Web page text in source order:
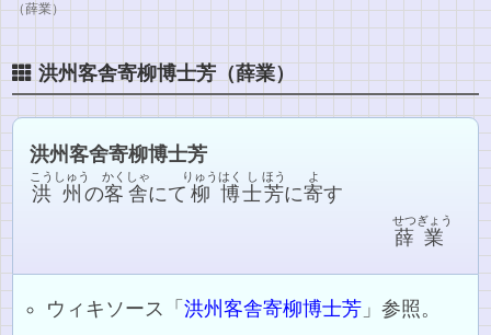
（薛業）
洪州客舎寄柳博士芳（薛業）
洪州客舍寄柳博士芳
洪
こう
州
しゅう
の客舎
かくしゃ
にて 柳
りゅう
博
はく
士
し
芳
ほう
に寄
よ
す
薛
せつ
業
ぎょう
ウィキソース「洪州客舎寄柳博士芳 」参照。